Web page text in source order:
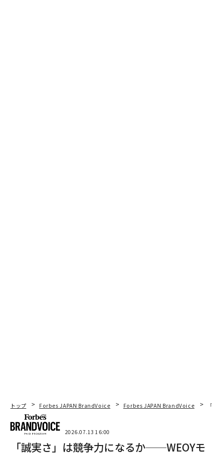
トップ Forbes JAPAN BrandVoice Forbes JAPAN BrandVoice 「
2026.07.13 16:00
「誠実さ」は競争力になるか──WEOYモ